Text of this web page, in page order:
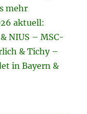
mehr
aktuell:
NIUS – MSC-
& Tichy –
in Bayern &